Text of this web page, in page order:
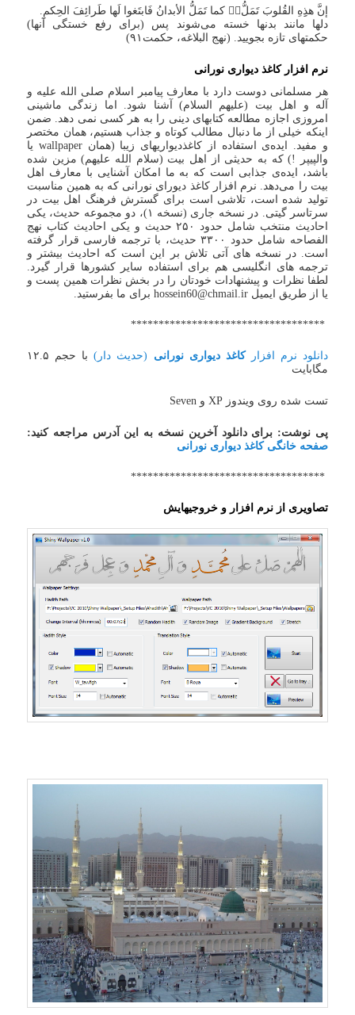
إن‎‏َّ هذِِهِ القُلوبَ تَمَلُّ‏‏‎ُّ کما تَمَلُّ الأبدانُ فَابتَغوا لَها طَرائِفَ الحِکمِ.
دلها مانند بدنها خسته می‌شوند پس (برای رفع خستگی آنها)
حکمتهای تازه بجویید. (نهج البلاغه، حکمت۹۱)
نرم افزارکاغذ دیواری نورانی
هر مسلمانی دوست دارد با معارف پیامبر اسلام صلی الله علیه و
آله و اهل بیت (علیهم السلام) آشنا شود. اما زندگی ماشینی
امروزی اجازه مطالعه کتابهای دینی را به هر کسی نمی دهد. ضمن
اینکه خیلی از ما دنبال مطالب کوتاه و جذاب هستیم، همان مختصر
و مفید. ایده‌ی استفاده از کاغذدیواریهای زیبا (همان wallpaper یا
والپیپر !) که به حدیثی از اهل بیت (سلام الله علیهم) مزین شده
باشد، ایده‌ی جذابی است که به ما امکان آشنایی با معارف اهل
بیت را می‌دهد. نرم افزار کاغذ دیورای نورانی که به همین مناسبت
تولید شده است، تلاشی است برای گسترش فرهنگ اهل بیت در
سرتاسر گیتی. در نسخه جاری (نسخه ۱)، دو مجموعه حدیث، یکی
احادیث منتخب شامل حدود ۲۵۰ حدیث و یکی احادیث کتاب نهج
الفصاحه شامل حدود ۳۳۰۰ حدیث، با ترجمه فارسی قرار گرفته
است. در نسخه های آتی تلاش بر این است که احادیث بیشتر و
ترجمه های انگلیسی هم برای استفاده سایر کشورها قرار گیرد.
لطفا نظرات و پیشنهادات خودتان را در بخش نظرات همین پست و
یا از طریق ایمیل hossein60@chmail.ir برای ما بفرستید.
***********************************
دانلود نرم افزارکاغذ دیواری نورانی (حدیث دار)
با حجم ۱۲.۵
مگابایت
تست شده روی ویندوز XP و Seven
پی نوشت: برای دانلود آخرین نسخه به این آدرس مراجعه کنید:
صفحه خانگی کاغذ دیواری نورانی
***********************************
تصاویری از نرم افزار و خروجیهایش